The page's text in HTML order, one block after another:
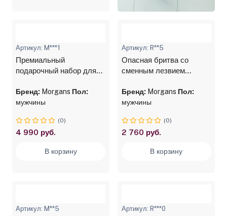
Артикул: M***1
Премиальный
подарочный набор для
коробке
Бренд: Morgans Пол:
мужчины
(0)
4 990 руб.
В корзину
Артикул: R**5
Опасная бритва со
сменным лезвием
Black
Бренд: Morgans Пол:
мужчины
(0)
2 760 руб.
В корзину
Артикул: M**5 Артикул: R***0